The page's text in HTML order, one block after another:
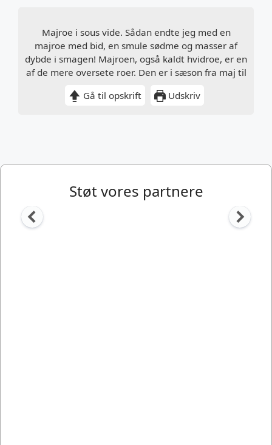
Majroe i sous vide. Sådan endte jeg med en
majroe med bid, en smule sødme og masser af
dybde i smagen! Majroen, også kaldt hvidroe, er en
af de mere oversete roer. Den er i sæson fra maj til
Gå til opskrift
Udskriv
Støt vores partnere